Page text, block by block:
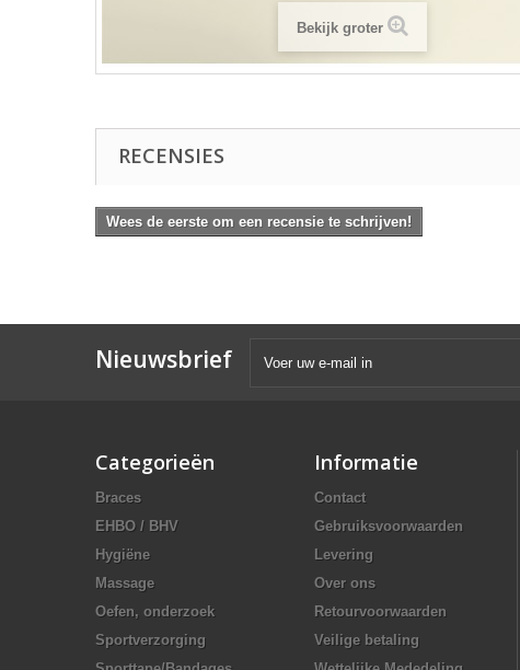
Bekijk groter
RECENSIES
Wees de eerste om een recensie te schrijven!
Nieuwsbrief
Categorieën
Braces
EHBO / BHV
Hygiëne
Massage
Oefen, onderzoek
Sportverzorging
Informatie
Contact
Gebruiksvoorwaarden
Levering
Over ons
Retourvoorwaarden
Veilige betaling